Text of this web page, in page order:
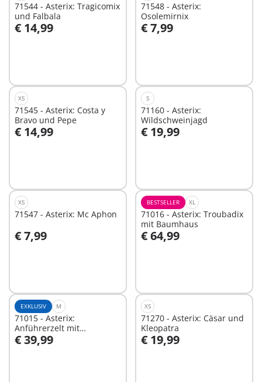
71544 - Asterix: Tragicomix
und Falbala
€ 14,99
In den Warenkorb
71548 - Asterix:
Osolemirnix
€ 7,99
In den Warenkorb
XS
71545 - Asterix: Costa y
Bravo und Pepe
€ 14,99
In den Warenkorb
S
71160 - Asterix:
Wildschweinjagd
€ 19,99
In den Warenkorb
XS
71547 - Asterix: Mc Aphon
€ 7,99
In den Warenkorb
BESTSELLER XL
71016 - Asterix: Troubadix
mit Baumhaus
€ 64,99
EXKLUSIV M
71015 - Asterix:
Anführerzelt mit
Generälen
€ 39,99
XS
71270 - Asterix: Cäsar und
Kleopatra
€ 19,99